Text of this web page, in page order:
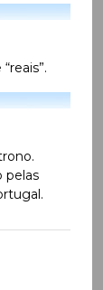
pelas